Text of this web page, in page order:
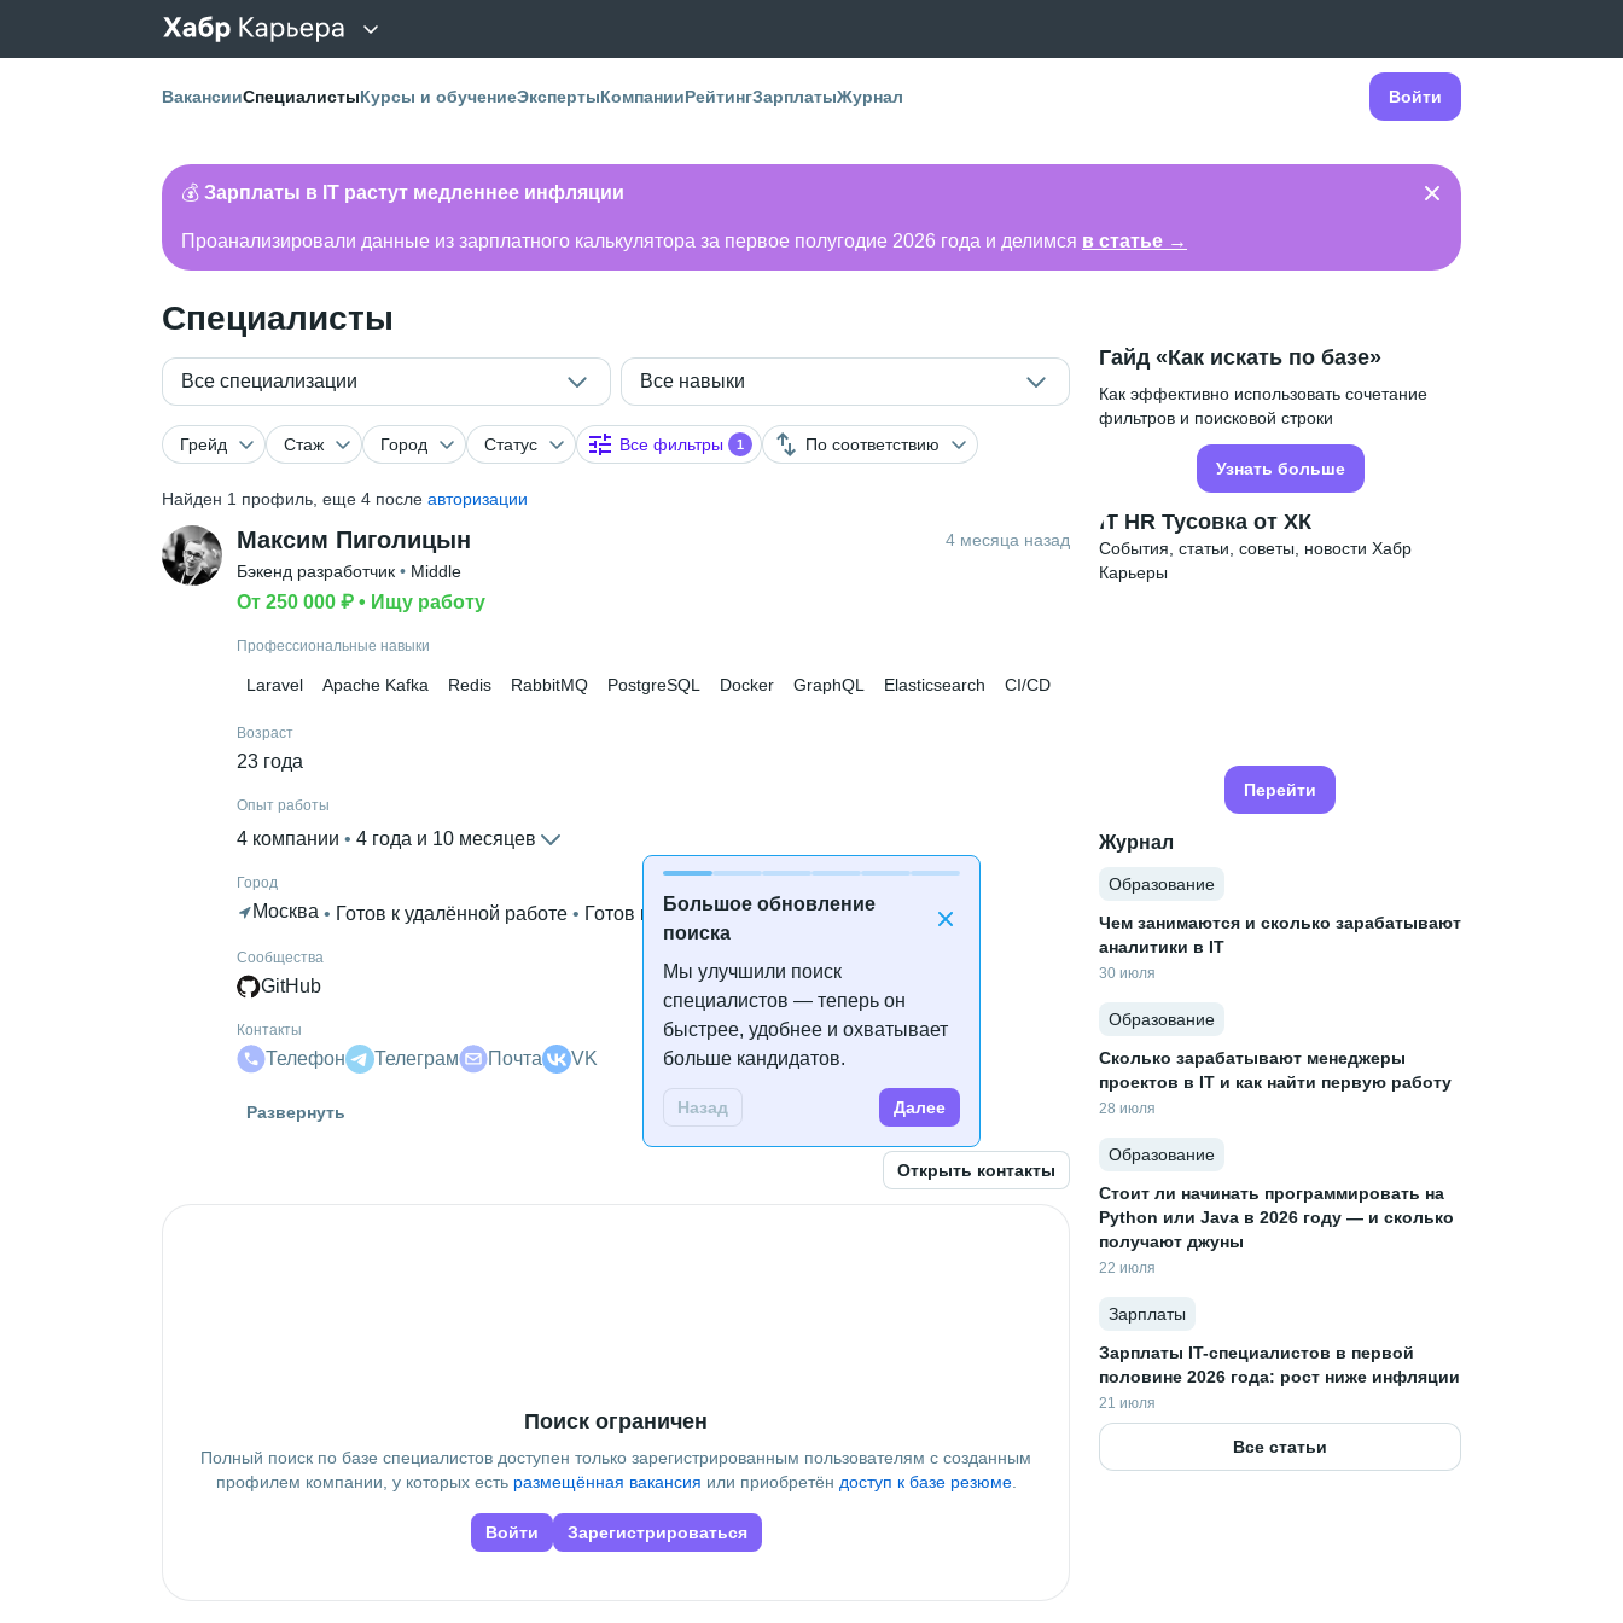
ВакансииСпециалистыКурсы и обучениеЭкспертыКомпанииРейтингЗарплатыЖурнал Войти
💰 Зарплаты в IT растут медленнее инфляции
Проанализировали данные из зарплатного калькулятора за первое полугодие 2026 года и делимся в статье →
Специалисты
Все специализации Все навыки
Грейд Стаж Город Статус Все фильтры 1 По соответствию
Найден 1 профиль, еще 4 после авторизации
Большое обновление
поиска
Мы улучшили поиск
специалистов — теперь он
быстрее, удобнее и охватывает
больше кандидатов.
Назад Далее
Максим Пиголицын
4 месяца назад
Бэкенд разработчик • Middle
От 250 000 ₽ • Ищу работу
Профессиональные навыки
Laravel Apache Kafka Redis RabbitMQ PostgreSQL Docker GraphQL Elasticsearch CI/CD
Возраст
23 года
Опыт работы
4 компании 4 года и 10 месяцев
Город
Москва • Готов к удалённой работе • Готов к переезду
Сообщества
GitHub
Контакты
Телефон Телеграм Почта VK
СибГУТИ • Информатики и вычислительной техники (ИВТ) • 3 года
Развернуть
Открыть контакты
Поиск ограничен
Полный поиск по базе специалистов доступен только зарегистрированным пользователям с созданным
профилем компании, у которых есть размещённая вакансия или приобретён доступ к базе резюме.
Войти Зарегистрироваться
Гайд «Как искать по базе»
Как эффективно использовать сочетание
фильтров и поисковой строки
Узнать больше
IT HR Тусовка от ХК
События, статьи, советы, новости Хабр
Карьеры
Перейти
Журнал
Образование
Чем занимаются и сколько зарабатывают
аналитики в IT
30 июля
Образование
Сколько зарабатывают менеджеры
проектов в IT и как найти первую работу
28 июля
Образование
Стоит ли начинать программировать на
Python или Java в 2026 году — и сколько
получают джуны
22 июля
Зарплаты
Зарплаты IT-специалистов в первой
половине 2026 года: рост ниже инфляции
21 июля
Все статьи